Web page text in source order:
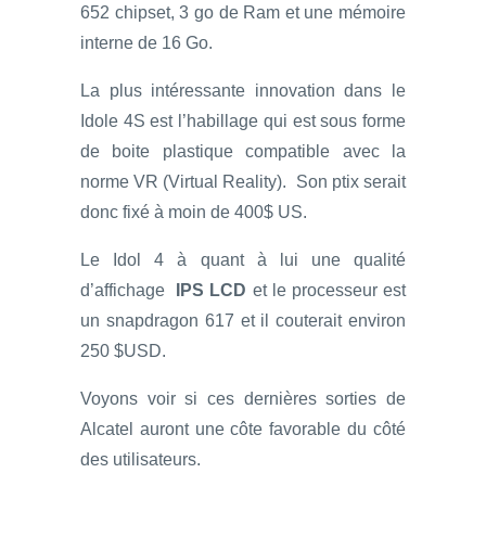
652 chipset, 3 go de Ram et une mémoire
interne de 16 Go.
La plus intéressante innovation dans le
Idole 4S est l’habillage qui est sous forme
de boite plastique compatible avec la
norme VR (Virtual Reality). Son ptix serait
donc fixé à moin de 400$ US.
Le Idol 4 à quant à lui une qualité
d’affichage
IPS LCD et le processeur est
un snapdragon 617 et il couterait environ
250 $USD.
Voyons voir si ces dernières sorties de
Alcatel auront une côte favorable du côté
des utilisateurs.